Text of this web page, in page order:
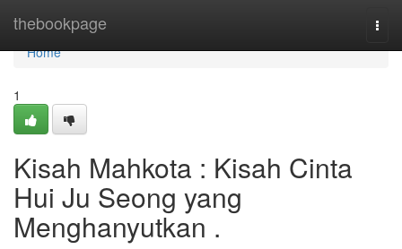
thebookpage
Home
Home
1
Kisah Mahkota : Kisah Cinta
Hui Ju Seong yang
Menghanyutkan .